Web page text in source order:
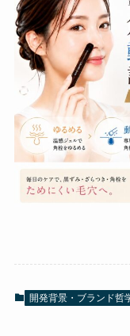
開発背景・ブランド哲